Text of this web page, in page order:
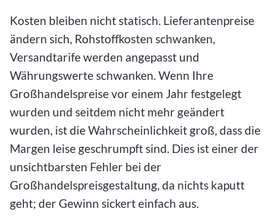
Kosten bleiben nicht statisch. Lieferantenpreise
ändern sich, Rohstoffkosten schwanken,
Versandtarife werden angepasst und
Währungswerte schwanken. Wenn Ihre
Großhandelspreise vor einem Jahr festgelegt
wurden und seitdem nicht mehr geändert
wurden, ist die Wahrscheinlichkeit groß, dass die
Margen leise geschrumpft sind. Dies ist einer der
unsichtbarsten Fehler bei der
Großhandelspreisgestaltung, da nichts kaputt
geht; der Gewinn sickert einfach aus.